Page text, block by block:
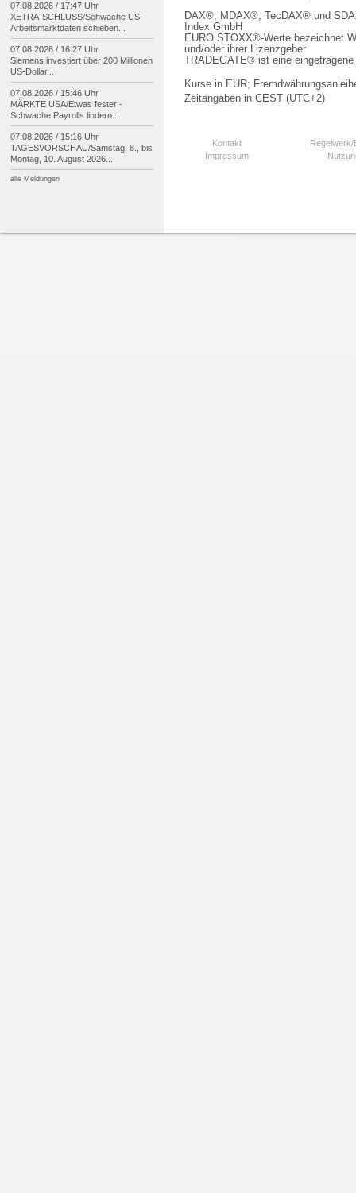
DAX®, MDAX®, TecDAX® und
Index GmbH
EURO STOXX®-Werte bezeichnet
und/oder ihrer Lizenzgeber
TRADEGATE® ist eine
Kurse in EUR;
Zeitangaben in CEST (UTC+2)
Kontakt
Impressum
07.08.2026 / 17:47 Uhr
XETRA-SCHLUSS/Schwache US-
Arbeitsmarktdaten schieben...
07.08.2026 / 16:27 Uhr
Siemens investiert über 200 Millionen
US-Dollar...
07.08.2026 / 15:46 Uhr
MÄRKTE USA/Etwas fester -
Schwache Payrolls lindern...
07.08.2026 / 15:16 Uhr
TAGESVORSCHAU/Samstag, 8., bis
Montag, 10. August 2026...
alle Meldungen